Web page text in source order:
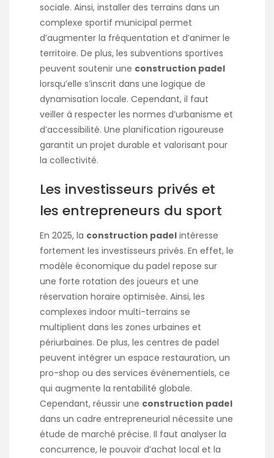
sociale. Ainsi, installer des terrains dans un
complexe sportif municipal permet
d’augmenter la fréquentation et d’animer le
territoire. De plus, les subventions sportives
peuvent soutenir une construction padel
lorsqu’elle s’inscrit dans une logique de
dynamisation locale. Cependant, il faut
veiller à respecter les normes d’urbanisme et
d’accessibilité. Une planification rigoureuse
garantit un projet durable et valorisant pour
la collectivité.
Les investisseurs privés et
les entrepreneurs du sport
En 2025, la construction padel intéresse
fortement les investisseurs privés. En effet, le
modèle économique du padel repose sur
une forte rotation des joueurs et une
réservation horaire optimisée. Ainsi, les
complexes indoor multi-terrains se
multiplient dans les zones urbaines et
périurbaines. De plus, les centres de padel
peuvent intégrer un espace restauration, un
pro-shop ou des services événementiels, ce
qui augmente la rentabilité globale.
Cependant, réussir une construction padel
dans un cadre entrepreneurial nécessite une
étude de marché précise. Il faut analyser la
concurrence, le pouvoir d’achat local et la